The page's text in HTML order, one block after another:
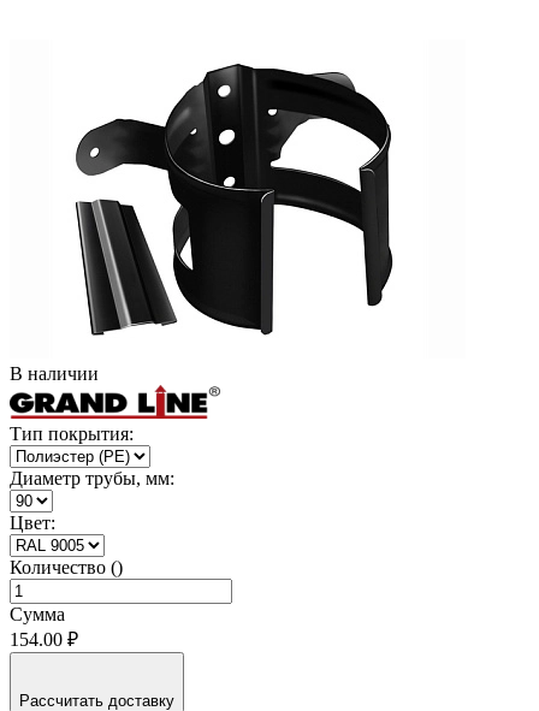
В наличии
Тип покрытия:
Диаметр трубы, мм:
Цвет:
Количество ()
Сумма
154.00 ₽
Рассчитать доставку